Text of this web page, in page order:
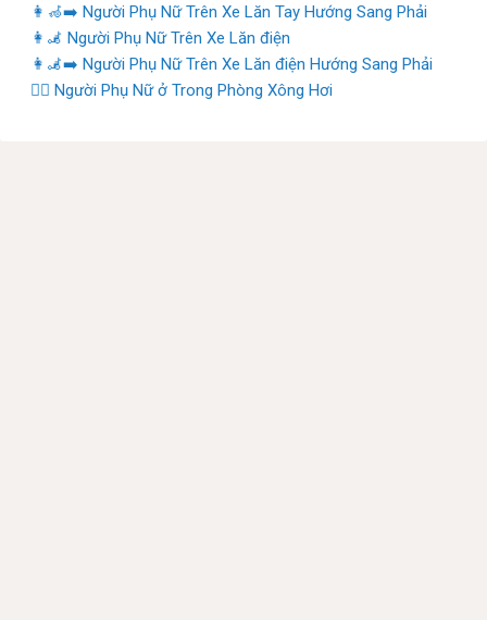
👩‍🦽‍➡️ Người Phụ Nữ Trên Xe Lăn Tay Hướng Sang Phải
👩‍🦼 Người Phụ Nữ Trên Xe Lăn điện
👩‍🦼‍➡️ Người Phụ Nữ Trên Xe Lăn điện Hướng Sang Phải
🧖‍♀️ Người Phụ Nữ ở Trong Phòng Xông Hơi